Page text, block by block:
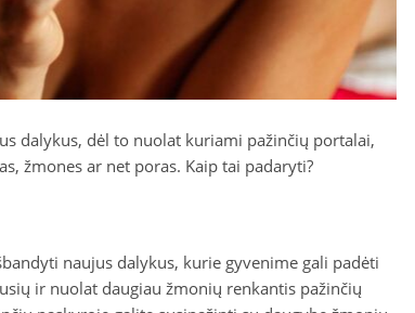
dalykus, dėl to nuolat kuriami pažinčių portalai,
žmones ar net poras. Kaip tai padaryti?
naujus dalykus, kurie gyvenime gali padėti
ir nuolat daugiau žmonių renkantis pažinčių